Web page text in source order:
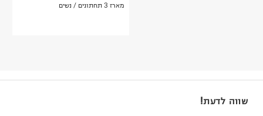
מארז 3 תחתונים / נשים
שווה לדעת!